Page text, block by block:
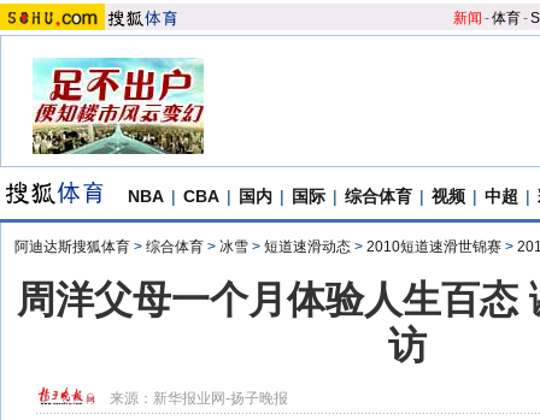
新闻 -体育-S
NBA | CBA | 国内 | 国际 | 综合体育 | 视频 | 中超 |
阿迪达斯搜狐体育 > 综合体育 > 冰雪 > 短道速滑动态 > 2010短道速滑世锦赛 >
周洋父母一个月体验人生百态
访
来源： 新华报业网-扬子晚报